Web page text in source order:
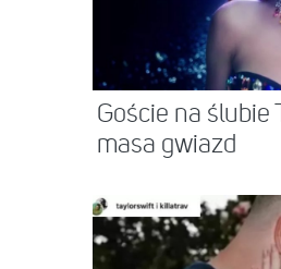
Goście na ślubie
masa gwiazd